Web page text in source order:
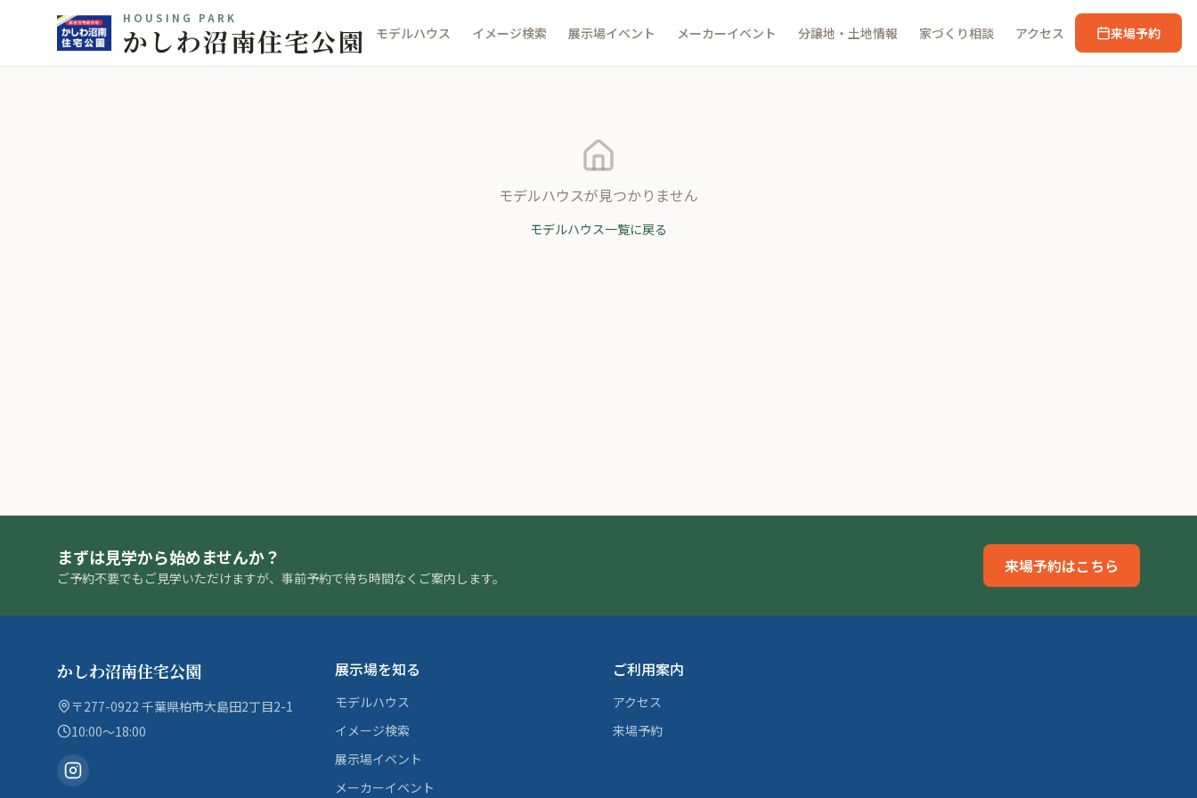
HOUSING PARK
かしわ沼南住宅公園 モデルハウス イメージ検索 展示場イベント メーカーイベント 分譲地・土地情報 家づくり相談 アクセス 来場予約
モデルハウスが見つかりません
モデルハウス一覧に戻る
まずは見学から始めませんか？
ご予約不要でもご見学いただけますが、事前予約で待ち時間なくご案内します。
来場予約はこちら
かしわ沼南住宅公園
〒277-0922 千葉県柏市大島田2丁目2-1
10:00〜18:00
展示場を知る
モデルハウス
イメージ検索
展示場イベント
メーカーイベント
ご利用案内
アクセス
来場予約